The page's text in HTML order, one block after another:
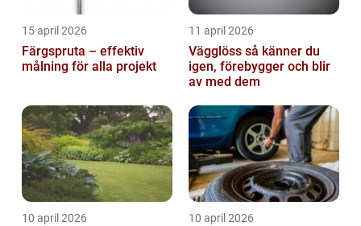
15 april 2026
Färgspruta – effektiv
målning för alla projekt
11 april 2026
Vägglöss så känner du
igen, förebygger och blir
av med dem
10 april 2026 10 april 2026